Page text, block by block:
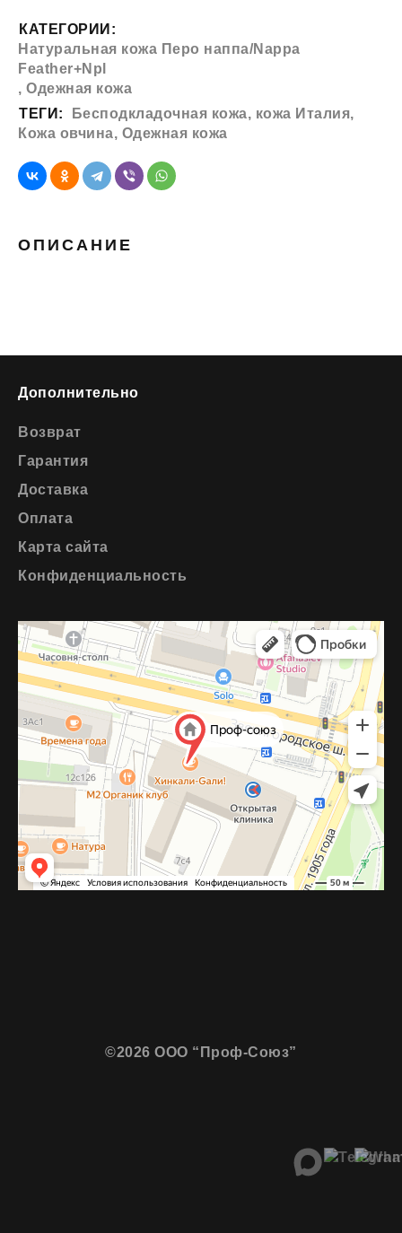
КАТЕГОРИИ:
Натуральная кожа Перо наппа/Nappa
Feather+Npl
, Одежная кожа
ТЕГИ:
Бесподкладочная кожа, кожа Италия,
Кожа овчина, Одежная кожа
ОПИСАНИЕ
Дополнительно
Возврат
Гарантия
Доставка
Оплата
Карта сайта
Конфиденциальность
©2026 ООО “Проф-Союз”